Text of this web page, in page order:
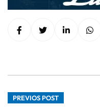
PREVIOS POST